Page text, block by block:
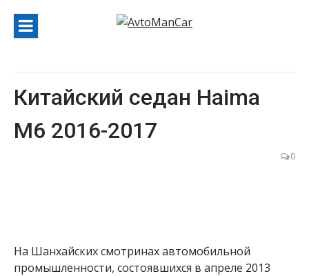
содержанию
Китайский седан Haima
M6 2016-2017
0
На Шанхайских смотринах автомобильной
промышленности, состоявшихся в апреле 2013